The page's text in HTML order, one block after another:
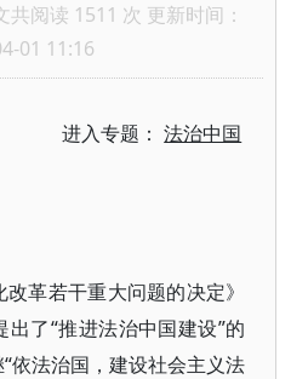
共阅读 1511 次 更新时间：
01 11:16
进入专题：法治中国
革若干重大问题的决定》
出了“推进法治中国建设”的
依法治国，建设社会主义法